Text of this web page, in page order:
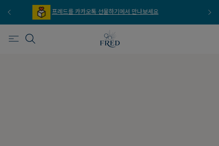
를 카카오톡 선물하기에서 만나보세요 프레드를 이메일